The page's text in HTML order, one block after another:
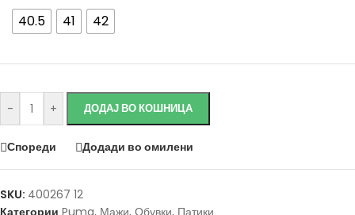
40.5 41 42
- + ДОДАЈ ВО КОШНИЦА
Спореди Додади во омилени
SKU: 400267 12
Категории Puma, Мажи, Обувки, Патики